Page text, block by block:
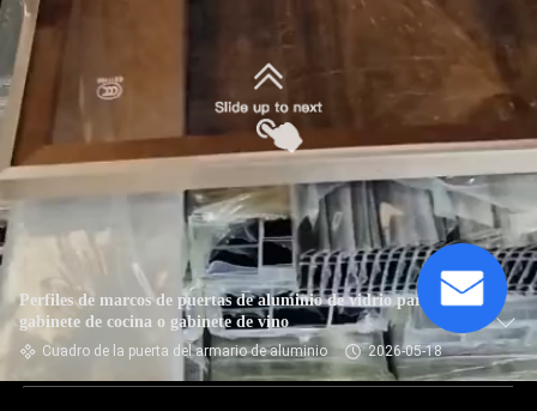
Perfiles de marcos de puertas de aluminio de vidrio para
gabinete de cocina o gabinete de vino
Cuadro de la puerta del armario de aluminio 2026-05-18